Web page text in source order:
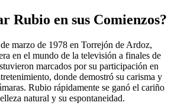
Rubio en sus Comienzos?
marzo de 1978 en Torrejón de Ardoz,
en el mundo de la televisión a finales de
marcados por su participación en
donde demostró su carisma y
Rubio rápidamente se ganó el cariño
natural y su espontaneidad.